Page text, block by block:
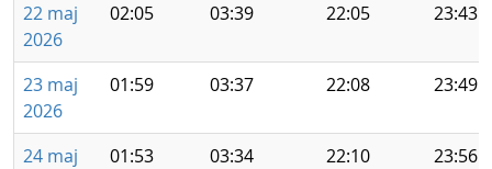
22 maj
2026
02:05 03:39 22:05 23:43
23 maj
2026
01:59 03:37 22:08 23:49
24 maj
01:53 03:34 22:10 23:56